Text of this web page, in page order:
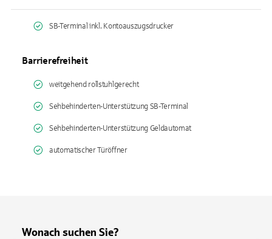
SB-Terminal inkl. Kontoauszugsdrucker
Barrierefreiheit
weitgehend rollstuhlgerecht
Sehbehinderten-Unterstützung SB-Terminal
Sehbehinderten-Unterstützung Geldautomat
automatischer Türöffner
Wonach suchen Sie?